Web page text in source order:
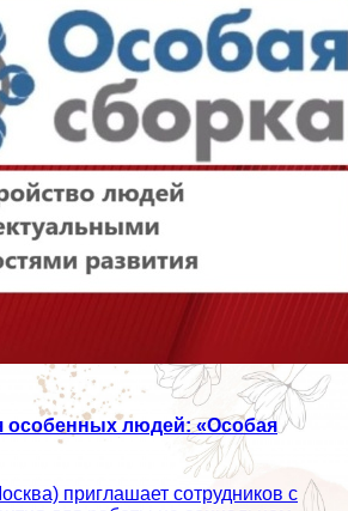
особенных людей: «Особая
приглашает сотрудников с